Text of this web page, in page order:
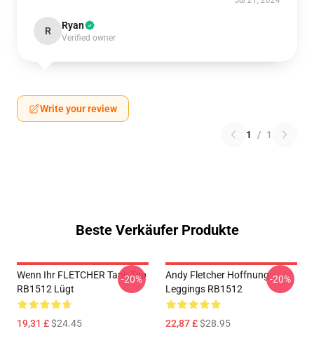
R Ryan
Verified owner
Write your review
1 / 1
Beste Verkäufer Produkte
Wenn Ihr FLETCHER Tank Top
RB1512 Lügt
19,31 £$24.45
-20%
Andy Fletcher Hoffnung
Leggings RB1512
22,87 £$28.95
-20%